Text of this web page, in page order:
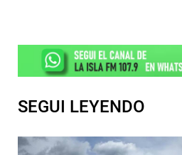
SEGUI LEYENDO